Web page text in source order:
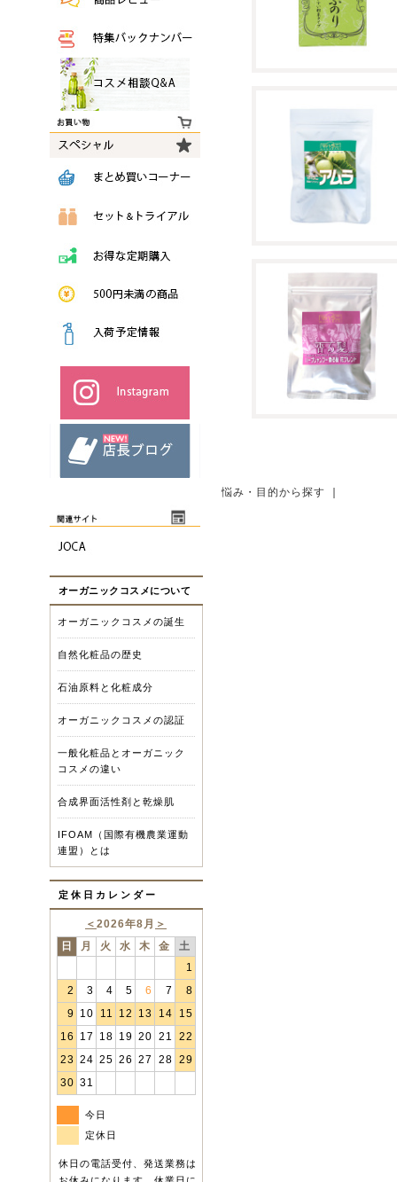
オーガニックコスメについて
オーガニックコスメの誕生
自然化粧品の歴史
石油原料と化粧成分
オーガニックコスメの認証
一般化粧品とオーガニック
コスメの違い
合成界面活性剤と乾燥肌
IFOAM（国際有機農業運動
連盟）とは
定休日カレンダー
＜ 2026年8月 ＞
日
月 火 水 木 金
土
1
2
3 4 5 6 7
8
9 10 11 12 13 14
15
16
17 18 19 20 21
22
23 24 25 26 27 28 29
30 31
今日
定休日
休日の電話受付、発送業務は
悩み・目的から探す